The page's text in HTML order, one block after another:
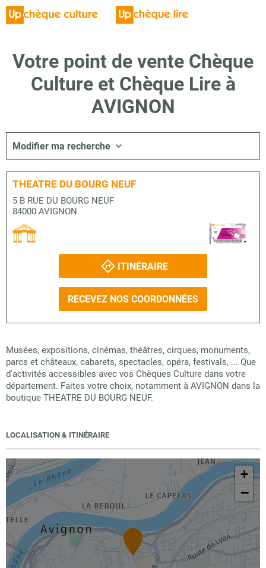
Votre point de vente Chèque
Culture et Chèque Lire à
AVIGNON
Modifier ma recherche
THEATRE DU BOURG NEUF
5 B RUE DU BOURG NEUF
84000 AVIGNON
ITINÉRAIRE
RECEVEZ NOS COORDONNÉES
Musées, expositions, cinémas, théâtres, cirques, monuments,
parcs et châteaux, cabarets, spectacles, opéra, festivals, ... Que
d'activités accessibles avec vos Chèques Culture dans votre
département. Faites votre choix, notamment à AVIGNON dans la
boutique THEATRE DU BOURG NEUF.
LOCALISATION & ITINÉRAIRE
+
−